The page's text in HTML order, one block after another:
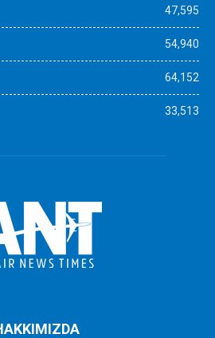
47,595
54,940
64,152
33,513